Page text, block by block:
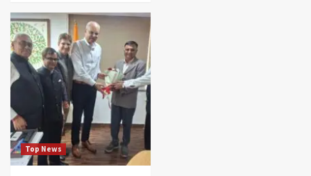
Top News